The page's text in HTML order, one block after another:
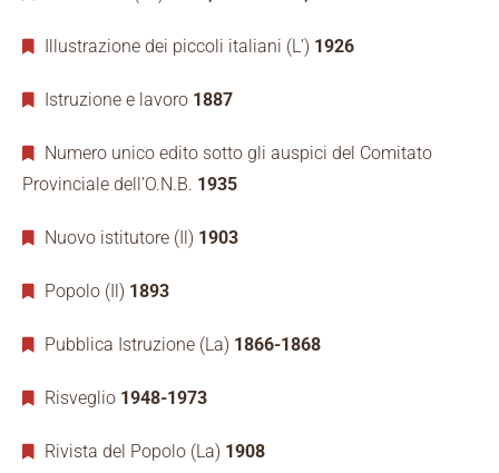
Illustrazione dei piccoli italiani (L’) 1926
Istruzione e lavoro 1887
Numero unico edito sotto gli auspici del Comitato
Provinciale dell’O.N.B. 1935
Nuovo istitutore (Il) 1903
Popolo (Il) 1893
Pubblica Istruzione (La) 1866-1868
Risveglio 1948-1973
Rivista del Popolo (La) 1908